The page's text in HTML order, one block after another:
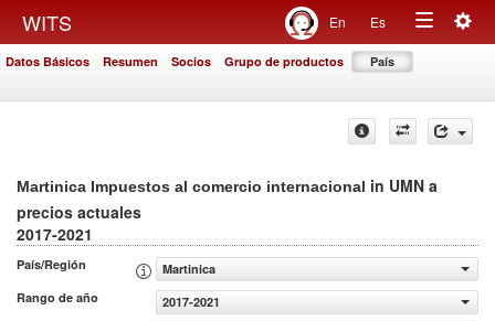
WITS En Es
Toggle
Datos Básicos Resumen Socios Grupo de productos País
Martinica Impuestos al comercio internacional in UMN a
precios actuales
2017-2021
País/Región
Martinica
Rango de año
2017-2021